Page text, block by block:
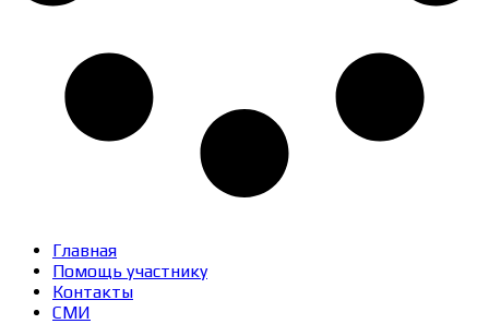
Главная
Помощь участнику
Контакты
СМИ